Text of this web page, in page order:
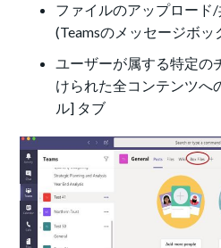
ファイルのアップロード
(Teamsのメッセージボ
ユーザーが属する特定の
けられた全コンテンツへ
ル] タブ